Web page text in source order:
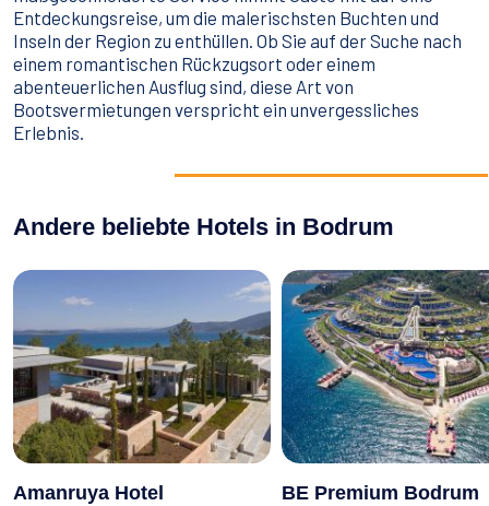
Entdeckungsreise, um die malerischsten Buchten und
Inseln der Region zu enthüllen. Ob Sie auf der Suche nach
einem romantischen Rückzugsort oder einem
abenteuerlichen Ausflug sind, diese Art von
Bootsvermietungen verspricht ein unvergessliches
Erlebnis.
Andere beliebte Hotels in Bodrum
Amanruya Hotel BE Premium Bodrum